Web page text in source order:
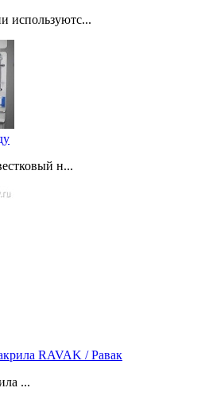
используютс...
н...
RAVAK / Равак
...